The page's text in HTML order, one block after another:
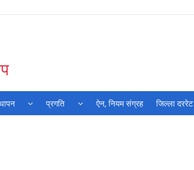
प्रगति ऐन, नियम संग्रह जिल्ला दररेट